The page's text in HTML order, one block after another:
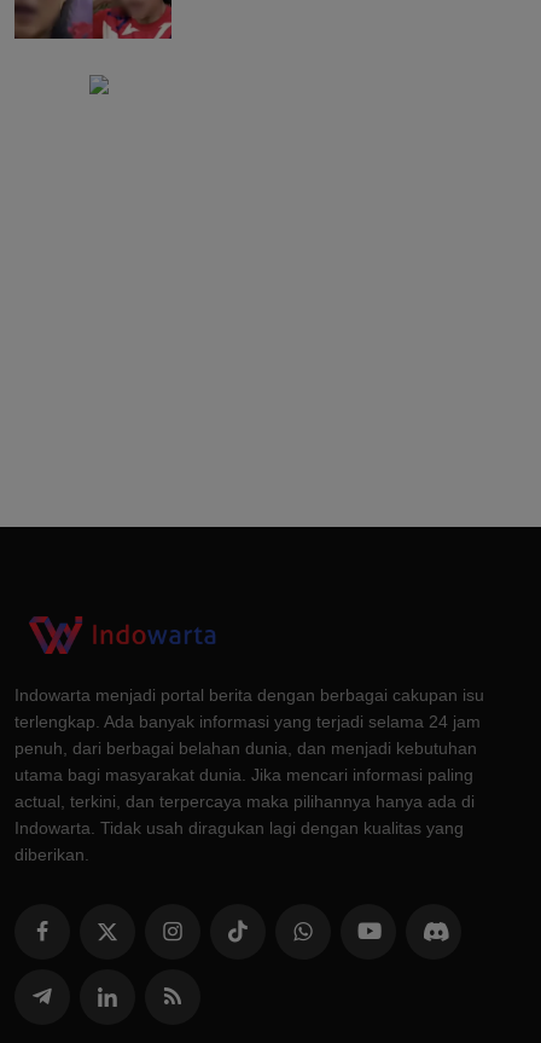
Indowarta menjadi portal berita dengan berbagai cakupan isu
terlengkap. Ada banyak informasi yang terjadi selama 24 jam
penuh, dari berbagai belahan dunia, dan menjadi kebutuhan
utama bagi masyarakat dunia. Jika mencari informasi paling
actual, terkini, dan terpercaya maka pilihannya hanya ada di
Indowarta. Tidak usah diragukan lagi dengan kualitas yang
diberikan.